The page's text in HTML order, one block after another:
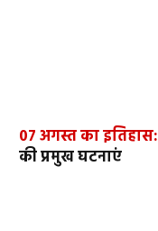
07 अगस्त का इतिहास:
की प्रमुख घटनाएं